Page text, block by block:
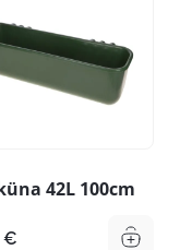
42L 100cm
€